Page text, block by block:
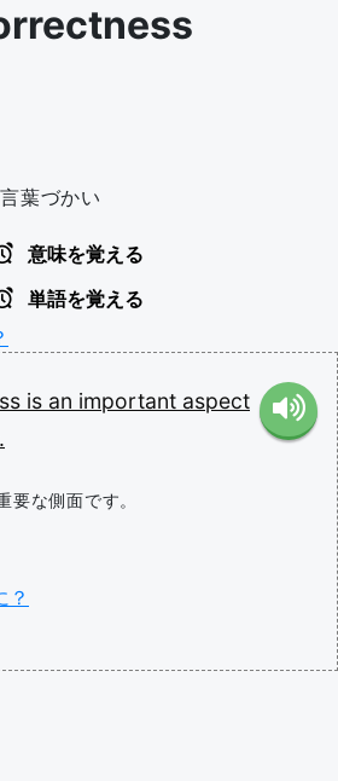
葉づかい
意味を覚える
単語を覚える
is an important aspect
要な側面です。
？